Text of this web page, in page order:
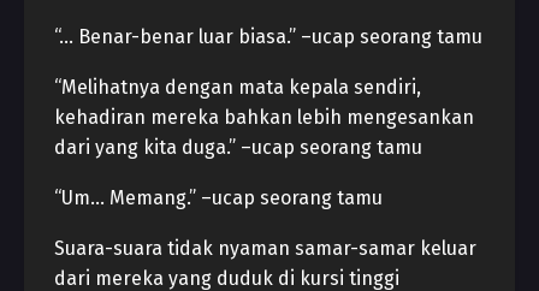
“… Benar-benar luar biasa.” –ucap seorang tamu
“Melihatnya dengan mata kepala sendiri,
kehadiran mereka bahkan lebih mengesankan
dari yang kita duga.” –ucap seorang tamu
“Um… Memang.” –ucap seorang tamu
Suara-suara tidak nyaman samar-samar keluar
dari mereka yang duduk di kursi tinggi